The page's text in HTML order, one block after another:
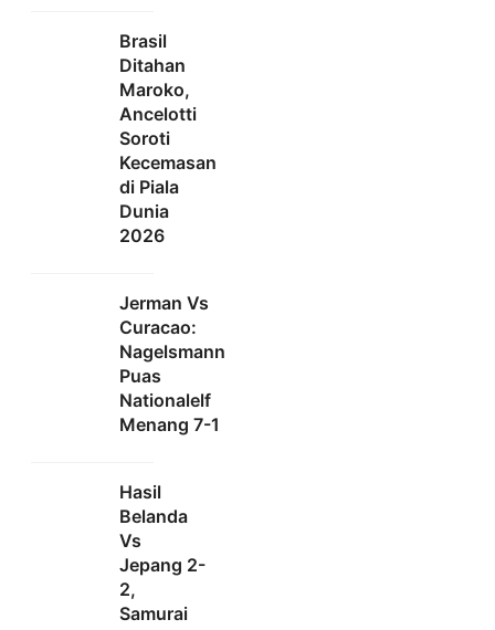
Brasil
Ditahan
Maroko,
Ancelotti
Soroti
Kecemasan
di Piala
Dunia
2026
Jerman Vs
Curacao:
Nagelsmann
Puas
Nationalelf
Menang 7-1
Hasil
Belanda
Vs
Jepang 2-
2,
Samurai